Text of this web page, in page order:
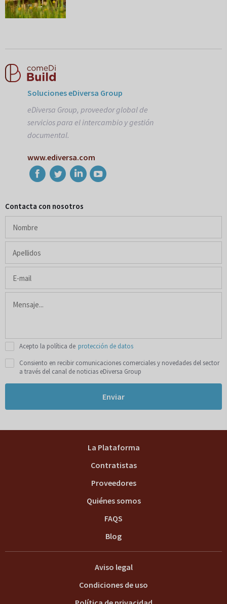
Soluciones eDiversa Group
eDiversa Group, proveedor global de
servicios para el intercambio y gestión
documental.
www.ediversa.com
Contacta con nosotros
Acepto la política de protección de datos
Consiento en recibir comunicaciones comerciales y novedades del sector
a través del canal de noticias eDiversa Group
Enviar
La Plataforma
Contratistas
Proveedores
Quiénes somos
FAQS
Blog
Aviso legal
Condiciones de uso